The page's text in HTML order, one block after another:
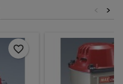
>
<
favorite_border